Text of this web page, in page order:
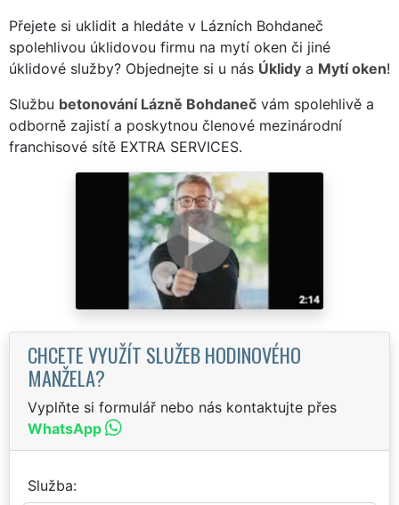
Přejete si uklidit a hledáte v Lázních Bohdaneč
spolehlivou úklidovou firmu na mytí oken či jiné
úklidové služby? Objednejte si u nás Úklidy a Mytí oken!
Službu betonování Lázně Bohdaneč vám spolehlivě a
odborně zajistí a poskytnou členové mezinárodní
franchisové sítě EXTRA SERVICES.
CHCETE VYUŽÍT SLUŽEB HODINOVÉHO
MANŽELA?
Vyplňte si formulář nebo nás kontaktujte přes
WhatsApp
Služba